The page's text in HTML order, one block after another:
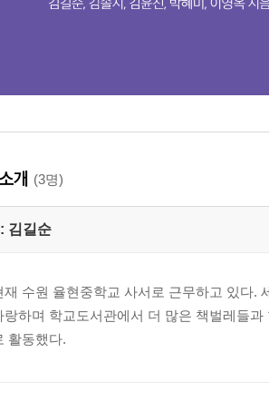
개 (3명)
김길순
재 수원 율현중학교 사서로 근무하고 있다.
랑하며 학교도서관에서 더 많은 책벌레들
활동했다.